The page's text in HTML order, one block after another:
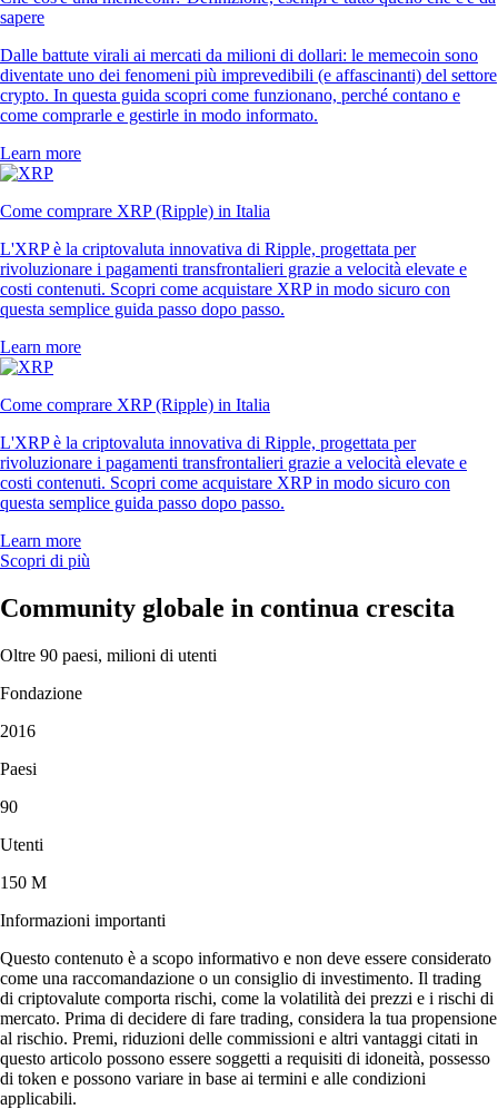
sapere
Dalle battute virali ai mercati da milioni di dollari: le memecoin sono
diventate uno dei fenomeni più imprevedibili (e affascinanti) del settore
crypto. In questa guida scopri come funzionano, perché contano e
come comprarle e gestirle in modo informato.
Learn more
Come comprare XRP (Ripple) in Italia
L'XRP è la criptovaluta innovativa di Ripple, progettata per
rivoluzionare i pagamenti transfrontalieri grazie a velocità elevate e
costi contenuti. Scopri come acquistare XRP in modo sicuro con
questa semplice guida passo dopo passo.
Learn more
Come comprare XRP (Ripple) in Italia
L'XRP è la criptovaluta innovativa di Ripple, progettata per
rivoluzionare i pagamenti transfrontalieri grazie a velocità elevate e
costi contenuti. Scopri come acquistare XRP in modo sicuro con
questa semplice guida passo dopo passo.
Learn more
Scopri di più
Community globale in continua crescita
Oltre 90 paesi, milioni di utenti
Fondazione
2016
Paesi
90
Utenti
150 M
Informazioni importanti
Questo contenuto è a scopo informativo e non deve essere considerato
come una raccomandazione o un consiglio di investimento. Il trading
di criptovalute comporta rischi, come la volatilità dei prezzi e i rischi di
mercato. Prima di decidere di fare trading, considera la tua propensione
al rischio. Premi, riduzioni delle commissioni e altri vantaggi citati in
questo articolo possono essere soggetti a requisiti di idoneità, possesso
di token e possono variare in base ai termini e alle condizioni
applicabili.